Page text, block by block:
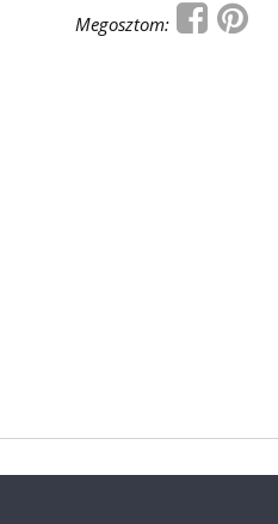
Megosztom: